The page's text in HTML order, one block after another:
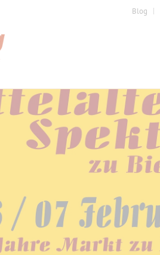
Blog